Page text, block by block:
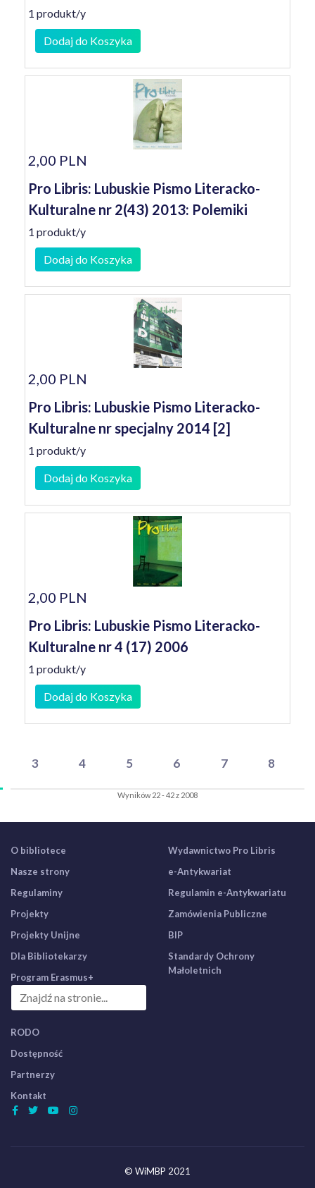
1 produkt/y
Dodaj do Koszyka
2,00 PLN
Pro Libris: Lubuskie Pismo Literacko-
Kulturalne nr 2(43) 2013: Polemiki
1 produkt/y
Dodaj do Koszyka
2,00 PLN
Pro Libris: Lubuskie Pismo Literacko-
Kulturalne nr specjalny 2014 [2]
1 produkt/y
Dodaj do Koszyka
2,00 PLN
Pro Libris: Lubuskie Pismo Literacko-
Kulturalne nr 4 (17) 2006
1 produkt/y
Dodaj do Koszyka
3 4 5 6 7 8
Wyników 22 - 42 z 2008
O bibliotece
Nasze strony
Regulaminy
Projekty
Projekty Unijne
Dla Bibliotekarzy
Program Erasmus+
Wydawnictwo Pro Libris
e-Antykwariat
Regulamin e-Antykwariatu
Zamówienia Publiczne
BIP
Standardy Ochrony
Małoletnich
RODO
Dostępność
Partnerzy
Kontakt
© WiMBP 2021